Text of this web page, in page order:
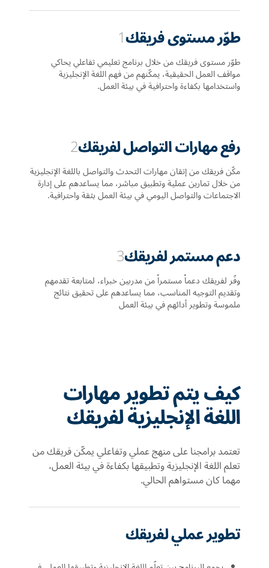
طوّر مستوى فريقك1
طوّر مستوى فريقك من خلال برنامج تعليمي تفاعلي يحاكي
مواقف العمل الحقيقية، يمكّنهم من فهم اللغة الإنجليزية
واستخدامها بكفاءة واحترافية في بيئة العمل.
رفع مهارات التواصل لفريقك2
مكّن فريقك من إتقان مهارات التحدث والتواصل باللغة الإنجليزية
من خلال تمارين عملية وتطبيق مباشر، مما يساعدهم على إدارة
الاجتماعات والتواصل اليومي في بيئة العمل بثقة واحترافية.
دعم مستمر لفريقك3
وفّر لفريقك دعماً مستمراً من مدربين خبراء، لمتابعة تقدمهم
وتقديم التوجيه المناسب، مما يساعدهم على تحقيق نتائج
ملموسة وتطوير أدائهم في بيئة العمل
كيف يتم تطوير مهارات
اللغة الإنجليزية لفريقك
تعتمد برامجنا على منهج عملي وتفاعلي يمكّن فريقك من
تعلم اللغة الإنجليزية وتطبيقها بكفاءة في بيئة العمل،
مهما كان مستواهم الحالي.
تطوير عملي لفريقك